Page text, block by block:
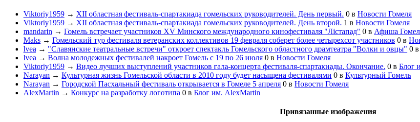
Viktoriy1959 → XII областная фестиваль-спартакиада гомельских руководителей. День первый. 0 в Новости Гомеля
Viktoriy1959 → XII областная фестиваль-спартакиада гомельских руководителей. День второй. 1 в Новости Гомеля
mandarin → Гомель встречает участников XV Минского международного кинофестиваля "Лiстапад" 0 в Афиша
Maks → Гомельский тур фестиваля ветеранских коллективов 19 февраля соберет более четырехсот участников 0 в
lvea → "Славянские театральные встречи" откроет спектакль Гомельского областного драмтеатра "Волки и овцы" 0 в
lvea → Волна молодежных фестивалей накроет Гомель с 19 по 26 июля 0 в Новости Гомеля
Viktoriy1959 → Видео лучших выступлений участников гала-концерта фестиваля-спартакиады. Окончание. 0 в Блог
Narayan → Культурная жизнь Гомельской области в 2010 году будет насыщена фестивалями 0 в Культурный Гомель
Narayan → Городской Пасхальный фестиваль открывается в Гомеле 5 апреля 0 в Новости Гомеля
AlexMartin → Конкурс на разработку логотипа 0 в Блог им. AlexMartin
Привязанные изображения